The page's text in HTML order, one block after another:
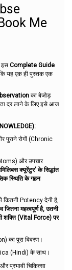
Me
इस Complete Guide
कि यह एक ही पुस्तक एक
का बेजोड़
दर लाने के लिए इसे आज
पुराने रोगों (Chronic
और उपचार
क्यूरेंटुर' के सिद्धांत
स्थिति के गहन
कितनी Potency देनी है,
जितना महत्वपूर्ण है, उतनी
शक्ति (Vital Force) पर
का पूरा विवरण।
(Hindi) के साथ।
प्रभावी चिकित्सा